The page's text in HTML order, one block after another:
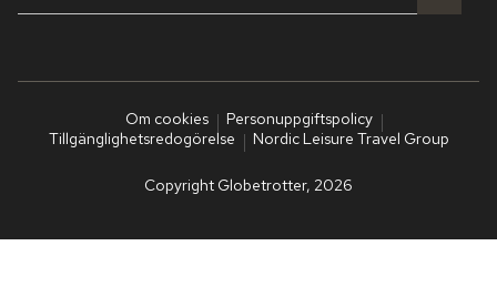
Om cookies
Personuppgiftspolicy
Tillgänglighetsredogörelse
Nordic Leisure Travel Group
Copyright Globetrotter, 2026